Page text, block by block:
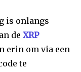
is onlangs
de XRP
erin om via een
te